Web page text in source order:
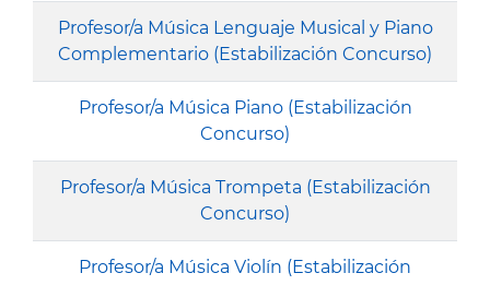
Profesor/a Música Lenguaje Musical y Piano
Complementario (Estabilización Concurso)
Profesor/a Música Piano (Estabilización
Concurso)
Profesor/a Música Trompeta (Estabilización
Concurso)
Profesor/a Música Violín (Estabilización